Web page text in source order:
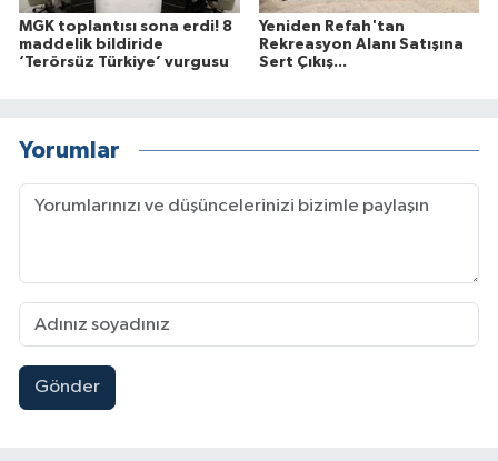
MGK toplantısı sona erdi! 8
maddelik bildiride
‘Terörsüz Türkiye’ vurgusu
Yeniden Refah'tan
Rekreasyon Alanı Satışına
Sert Çıkış...
Yorumlar
Gönder